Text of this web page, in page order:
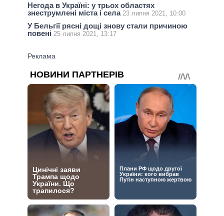
Негода в Україні: у трьох областях
знеструмлені міста і села 23 липня 2021, 10:00
У Бельгії рясні дощі знову стали причиною
повені 25 липня 2021, 13:17